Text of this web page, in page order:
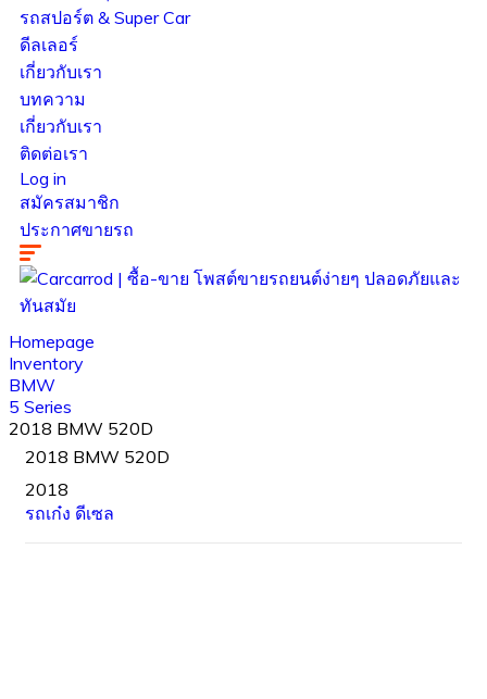
รถสปอร์ต & Super Car
ดีลเลอร์
เกี่ยวกับเรา
บทความ
เกี่ยวกับเรา
ติดต่อเรา
Log in
สมัครสมาชิก
ประกาศขายรถ
Homepage
Inventory
BMW
5 Series
2018 BMW 520D
2018 BMW 520D
2018
รถเก๋ง ดีเซล